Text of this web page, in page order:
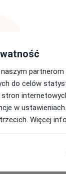
Dziś
Umawianie
do celów
w
Więcej